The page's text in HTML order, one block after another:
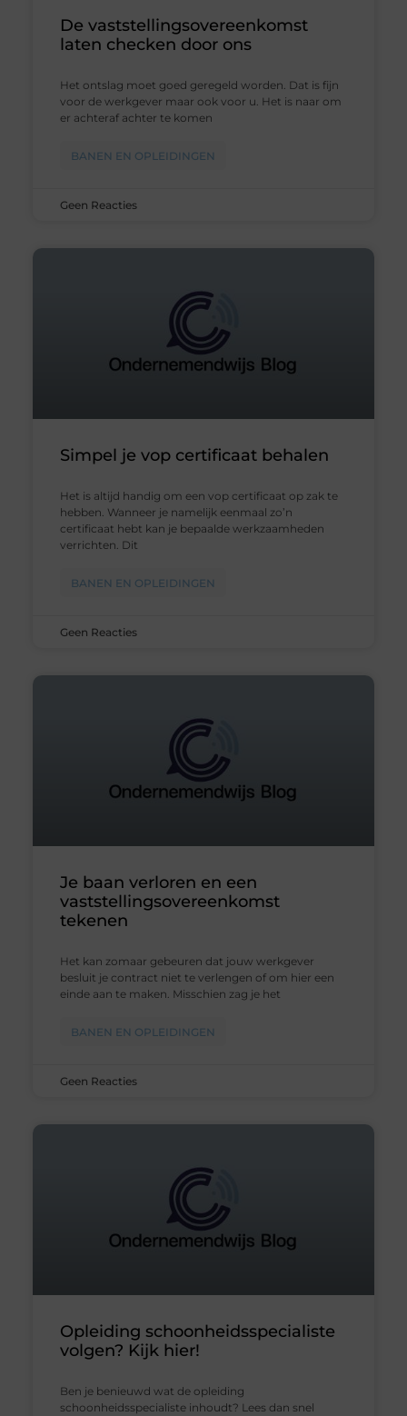
De vaststellingsovereenkomst
laten checken door ons
Het ontslag moet goed geregeld worden. Dat is fijn
voor de werkgever maar ook voor u. Het is naar om
er achteraf achter te komen
BANEN EN OPLEIDINGEN
Geen Reacties
Simpel je vop certificaat behalen
Het is altijd handig om een vop certificaat op zak te
hebben. Wanneer je namelijk eenmaal zo’n
certificaat hebt kan je bepaalde werkzaamheden
verrichten. Dit
BANEN EN OPLEIDINGEN
Geen Reacties
Je baan verloren en een
vaststellingsovereenkomst
tekenen
Het kan zomaar gebeuren dat jouw werkgever
besluit je contract niet te verlengen of om hier een
einde aan te maken. Misschien zag je het
BANEN EN OPLEIDINGEN
Geen Reacties
Opleiding schoonheidsspecialiste
volgen? Kijk hier!
Ben je benieuwd wat de opleiding
schoonheidsspecialiste inhoudt? Lees dan snel